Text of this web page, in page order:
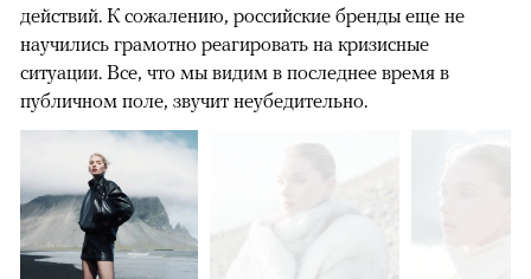
действий. К сожалению, российские бренды еще не
научились грамотно реагировать на кризисные
ситуации. Все, что мы видим в последнее время в
публичном поле, звучит неубедительно.